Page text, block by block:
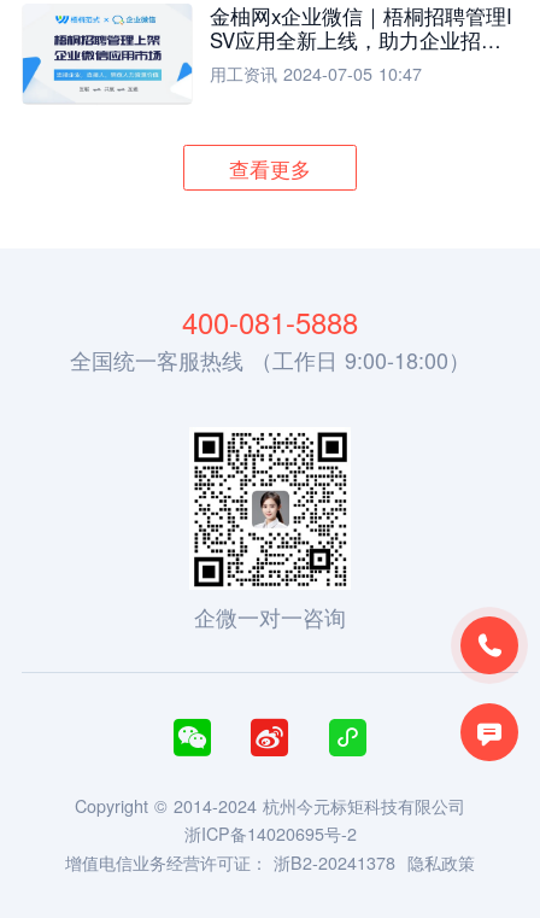
金柚网x企业微信｜梧桐招聘管理I
SV应用全新上线，助力企业招聘
流程全面升级
用工资讯 2024-07-05 10:47
查看更多


400-081-5888
全国统一客服热线 （工作日 9:00-18:00）
企微一对一咨询
  
Copyright © 2014-2024 杭州今元标矩科技有限公司
浙ICP备14020695号-2
增值电信业务经营许可证： 浙B2-20241378 隐私政策